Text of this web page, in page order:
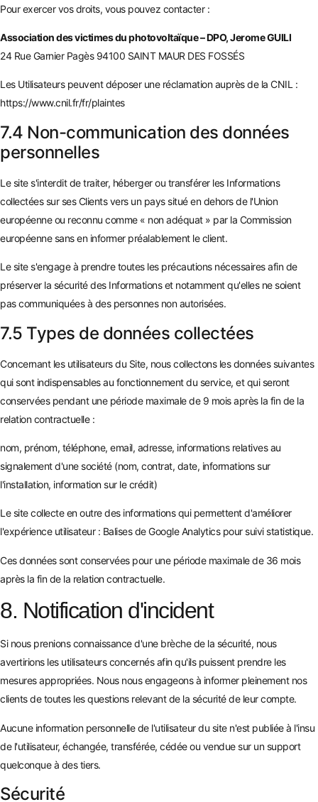
Pour exercer vos droits, vous pouvez contacter :
Association des victimes du photovoltaïque – DPO, Jerome GUILI
24 Rue Garnier Pagès 94100 SAINT MAUR DES FOSSÉS
Les Utilisateurs peuvent déposer une réclamation auprès de la CNIL :
https://www.cnil.fr/fr/plaintes
7.4 Non-communication des données
personnelles
Le site s'interdit de traiter, héberger ou transférer les Informations
collectées sur ses Clients vers un pays situé en dehors de l'Union
européenne ou reconnu comme « non adéquat » par la Commission
européenne sans en informer préalablement le client.
Le site s'engage à prendre toutes les précautions nécessaires afin de
préserver la sécurité des Informations et notamment qu'elles ne soient
pas communiquées à des personnes non autorisées.
7.5 Types de données collectées
Concernant les utilisateurs du Site, nous collectons les données suivantes
qui sont indispensables au fonctionnement du service, et qui seront
conservées pendant une période maximale de 9 mois après la fin de la
relation contractuelle :
nom, prénom, téléphone, email, adresse, informations relatives au
signalement d'une société (nom, contrat, date, informations sur
l'installation, information sur le crédit)
Le site collecte en outre des informations qui permettent d'améliorer
l'expérience utilisateur : Balises de Google Analytics pour suivi statistique.
Ces données sont conservées pour une période maximale de 36 mois
après la fin de la relation contractuelle.
8. Notification d'incident
Si nous prenions connaissance d'une brèche de la sécurité, nous
avertirions les utilisateurs concernés afin qu'ils puissent prendre les
mesures appropriées. Nous nous engageons à informer pleinement nos
clients de toutes les questions relevant de la sécurité de leur compte.
Aucune information personnelle de l'utilisateur du site n'est publiée à l'insu
de l'utilisateur, échangée, transférée, cédée ou vendue sur un support
quelconque à des tiers.
Sécurité